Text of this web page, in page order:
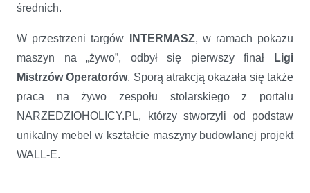
średnich.
W przestrzeni targów INTERMASZ, w ramach pokazu
maszyn na „żywo”, odbył się pierwszy finał
Ligi
Mistrzów Operatorów. Sporą atrakcją okazała się także
praca na żywo zespołu stolarskiego z portalu
NARZEDZIOHOLICY.PL, którzy stworzyli od podstaw
unikalny mebel w kształcie maszyny budowlanej projekt
WALL-E.